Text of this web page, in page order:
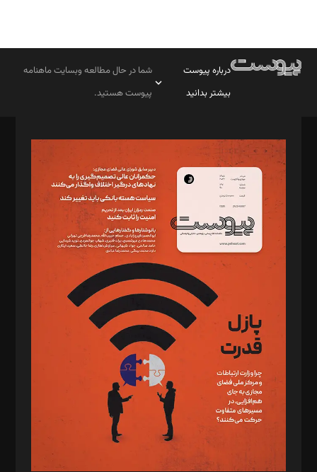
درباره پیوست
بیشتر بدانید
شما در حال مطالعه وبسایت ماهنامه
پیوست هستید.
مدیر مسئول: محمدباقر اثنی‌عشری
سردبیر: مهرک محمودی
دبیر تحریریه: میثم قاسمی
د‌بیر ناداستان: سمانه سمیع
د‌بیر خدمت و تجارت: ابوالفضل رجبی
د‌بیر حقوق فناوری: حسام‌الدین ایپکچی
د‌بیر پیوست جهان: مینا پاکدل
د‌بیر تحریریه آنلاین: بابک نقاش
تحریریه‌: مجتبی محمود‌ی، آرش برهمند، یسنا امان‌پور، سروش کرمیان،
مصطفی مسجدی آرانی، ابوالفضل رجبی، زهرا فکرانه، فائزه فتحی
رستمی،مصطفی باستان
ویرایش: نگار استاد‌‌آقا
طراح یونیفرم: مجید توکلی
فیلمبرداری و عکاسی: امیر شفیعی، مانی لطفی زاده
گرافیک و صفحه‌آرایی: سید‌سبحان‌علی ثابت
مد‌یر توسعه تجاری: کامبیز برید‌
امور مالی: شاپور رهبری، محمد‌ کاظمی‌نیا